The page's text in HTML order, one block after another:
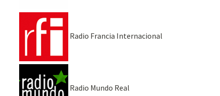
Radio Francia Internacional
Radio Mundo Real